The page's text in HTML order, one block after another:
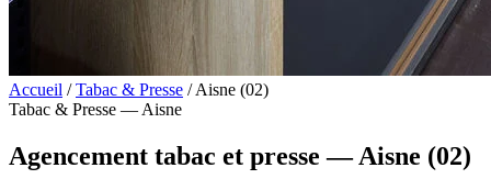
Accueil / Tabac & Presse / Aisne (02)
Tabac & Presse — Aisne
Agencement tabac et presse — Aisne (02)